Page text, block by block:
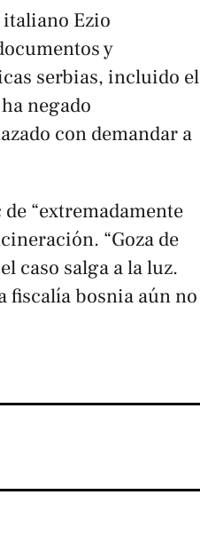
Ezio
y
serbias, incluido el
negado
con demandar a
“extremadamente
“Goza de
caso salga a la luz.
fiscalía bosnia aún no